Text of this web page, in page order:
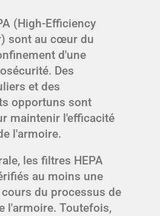
(High-Efficiency
sont au cœur du
d'une
Des
et des
opportuns sont
maintenir l'efficacité
l'armoire.
les filtres HEPA
au moins une
du processus de
l'armoire. Toutefois,